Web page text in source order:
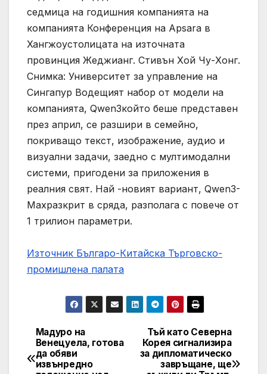
седмица на годишния компанията на
компанията Конференция на Apsara в
Хангжоустолицата на източната
провинция Жеджианг. Стивън Хой Чу-Хонг.
Снимка: Университет за управление на
Сингапур Водещият набор от модели на
компанията, Qwen3който беше представен
през април, се разшири в семейно,
покриващо текст, изображение, аудио и
визуални задачи, заедно с мултимодални
системи, пригодени за приложения в
реалния свят. Най -новият вариант, Qwen3-
Maxразкрит в сряда, разполага с повече от
1 трилион параметри.
Източник Българо-Китайска Търговско-
промишлена палaта
Навигация
Тъй като Северна
Корея сигнализира
за дипломатическо
завръщане, ще
Мадуро на
Венецуела, готова
да обяви
извънредно